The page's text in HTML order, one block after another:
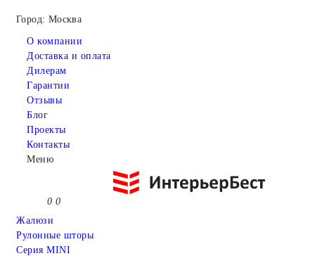
Город: Москва
О компании
Доставка и оплата
Дилерам
Гарантии
Отзывы
Блог
Проекты
Контакты
Меню
0 0
Жалюзи
Рулонные шторы
Серия MINI